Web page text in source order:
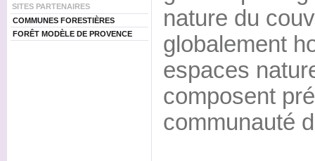
SITES PARTENAIRES
COMMUNES FORESTIÈRES
FORÊT MODÈLE DE PROVENCE
nature du
globalement
espaces
composent
communauté